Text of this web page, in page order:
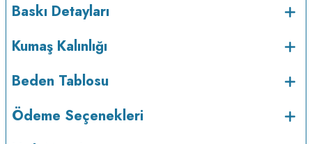
Bakım : Kısa programda maksimum 30
Kuru temizleme yapılmaz.
Baskı Detayları
Kumaş Kalınlığı
Beden Tablosu
Ödeme Seçenekleri